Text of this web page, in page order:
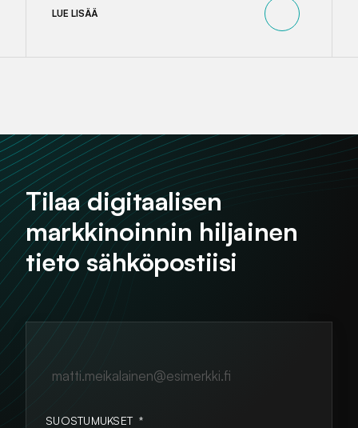
LUE LISÄÄ
Tilaa digitaalisen
markkinoinnin hiljainen
tieto sähköpostiisi
SUOSTUMUKSET *